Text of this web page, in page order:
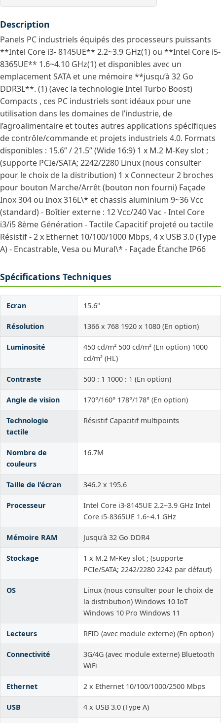
Description
Panels PC industriels équipés des processeurs puissants
**Intel Core i3- 8145UE** 2.2~3.9 GHz(1) ou **Intel Core i5-
8365UE** 1.6~4.10 GHz(1) et disponibles avec un
emplacement SATA et une mémoire **jusqu’à 32 Go
DDR3L**. (1) (avec la technologie Intel Turbo Boost)
Compacts , ces PC industriels sont idéaux pour une
utilisation dans les domaines de l’industrie, de
l’agroalimentaire et toutes autres applications spécifiques
de contrôle/commande et projets industriels 4.0. Formats
disponibles : 15.6’’ / 21.5’’ (Wide 16:9) 1 x M.2 M-Key slot ;
(supporte PCIe/SATA; 2242/2280 Linux (nous consulter
pour le choix de la distribution) 1 x Connecteur 2 broches
pour bouton Marche/Arrêt (bouton non fourni) Façade
Inox 304 ou Inox 316L\* et chassis aluminium 9~36 Vcc
(standard) - Boîtier externe : 12 Vcc/240 Vac - Intel Core
i3/i5 8ème Génération - Tactile Capacitif projeté ou tactile
Résistif - 2 x Ethernet 10/100/1000 Mbps, 4 x USB 3.0 (Type
A) - Encastrable, Vesa ou Mural\* - Façade Étanche IP66
Spécifications Techniques
Ecran 15.6"
Résolution 1366 x 768 1920 x 1080 (En option)
Luminosité
450 cd/m² 500 cd/m² (En option) 1000
cd/m² (HL)
Contraste 500 : 1 1000 : 1 (En option)
Angle de vision 170°/160° 178°/178° (En option)
Technologie
tactile
Résistif Capacitif multipoints
Nombre de
couleurs
16.7M
Taille de l'écran 346.2 x 195.6
Processeur
Intel Core i3-8145UE 2.2~3.9 GHz Intel
Core i5-8365UE 1.6~4.1 GHz
Mémoire RAM Jusqu'à 32 Go DDR4
Stockage
1 x M.2 M-Key slot ; (supporte
PCIe/SATA; 2242/2280 2242 par défaut)
OS
Linux (nous consulter pour le choix de
la distribution) Windows 10 IoT
Windows 10 Pro Windows 11
Lecteurs RFID (avec module externe) (En option)
Connectivité
3G/4G (avec module externe) Bluetooth
WiFi
Ethernet 2 x Ethernet 10/100/1000/2500 Mbps
USB 4 x USB 3.0 (Type A)